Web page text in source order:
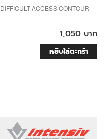
ACCESS CONTOUR
1,050 บาท
หยิบใส่ตะกร้า